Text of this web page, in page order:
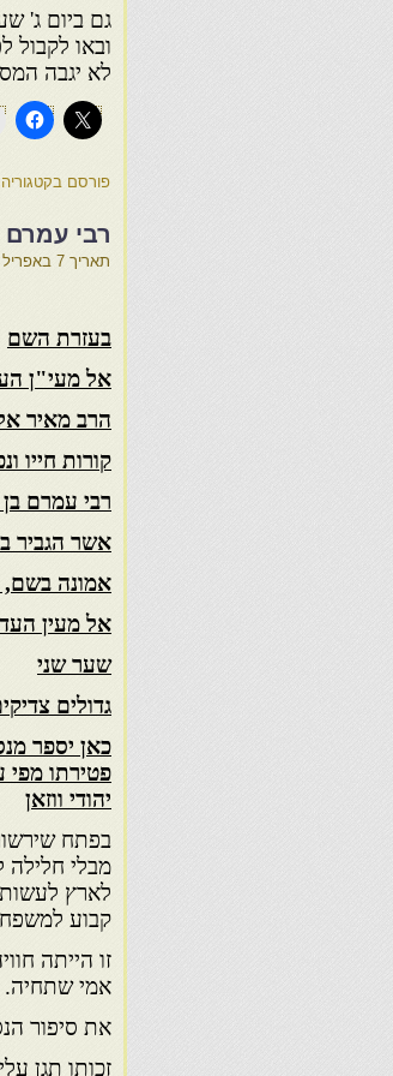
גם ביום ג'
ובאו
לא יגבה
פורסם בקטגוריה
רבי עמרם
תאריך 7 באפריל 2013
בעזרת השם
אל מעי"ן
הרב מאיר
קורות חייו
רבי עמרם בן
אשר הגביר
אמונה בשם,
אל מעין
שער שני
גדולים
כאן יספר
פטירתו מפי
יהודי ווזאן
בפתח
מבלי חלילה
לארץ
קבוע
זו הייתה
אמי שתחיה.
את סיפור
זכותו תגן